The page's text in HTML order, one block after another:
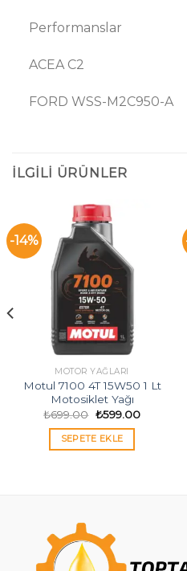
Performanslar
ACEA C2
FORD WSS-M2C950-A
İLGILI ÜRÜNLER
-14%
MOTOR YAĞLARI
Motul 7100 4T 15W50 1 Lt
Motosiklet Yağı
₺699.00 Orijinal
₺699.00.
₺599.00Şu
SEPETE EKLE